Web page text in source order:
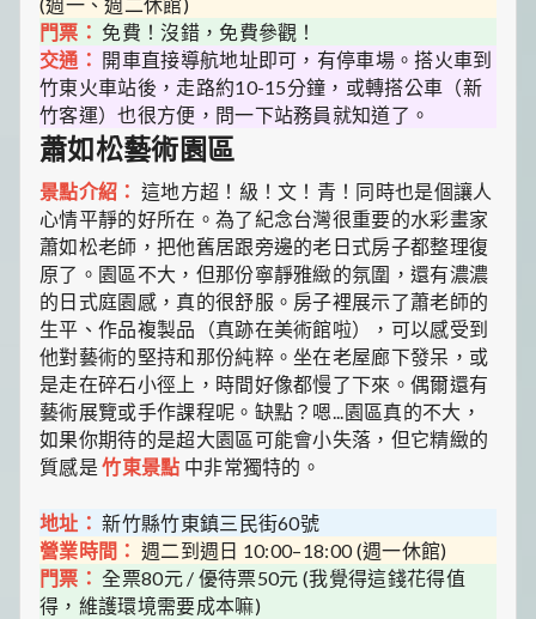
門票： 免費！沒錯，免費參觀！
交通： 開車直接導航地址即可，有停車場。搭火車到
竹東火車站後，走路約10-15分鐘，或轉搭公車（新
竹客運）也很方便，問一下站務員就知道了。
蕭如松藝術園區
景點介紹： 這地方超！級！文！青！同時也是個讓人
心情平靜的好所在。為了紀念台灣很重要的水彩畫家
蕭如松老師，把他舊居跟旁邊的老日式房子都整理復
原了。園區不大，但那份寧靜雅緻的氛圍，還有濃濃
的日式庭園感，真的很舒服。房子裡展示了蕭老師的
生平、作品複製品（真跡在美術館啦），可以感受到
他對藝術的堅持和那份純粹。坐在老屋廊下發呆，或
是走在碎石小徑上，時間好像都慢了下來。偶爾還有
藝術展覽或手作課程呢。缺點？嗯...園區真的不大，
如果你期待的是超大園區可能會小失落，但它精緻的
質感是竹東景點 中非常獨特的。
地址： 新竹縣竹東鎮三民街60號
營業時間： 週二到週日 10:00–18:00 (週一休館)
門票： 全票80元 / 優待票50元 (我覺得這錢花得值
得，維護環境需要成本嘛)